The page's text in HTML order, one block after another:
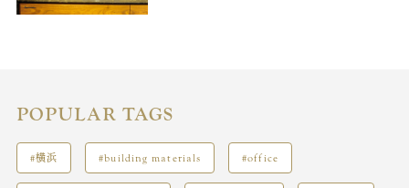
POPULAR TAGS
#横浜 #building materials #office